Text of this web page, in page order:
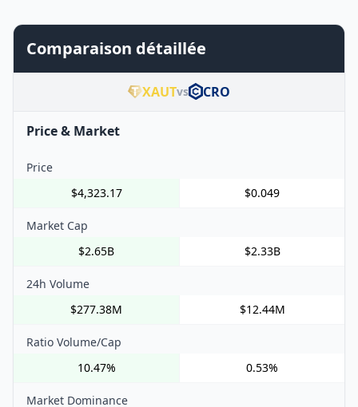
Comparaison détaillée
XAUTvs CRO
Price & Market
Price
$4,323.17
$0.049
Market Cap
$2.65B
$2.33B
24h Volume
$277.38M
$12.44M
Ratio Volume/Cap
10.47%
0.53%
Market Dominance